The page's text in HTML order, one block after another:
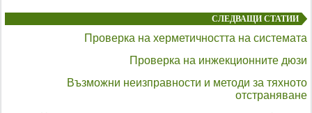
СЛЕДВАЩИ СТАТИИ
Проверка на херметичността на системата
Проверка на инжекционните дюзи
Възможни неизправности и методи за тяхното
отстраняване